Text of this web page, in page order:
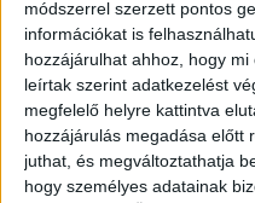
módszerrel szerzett pontos
információkat is
hozzájárulhat ahhoz, hogy
leírtak szerint adatkezelést
megfelelő helyre kattintva
hozzájárulás megadása előtt
juthat, és megváltoztathatja
hogy személyes adatainak
ZÖLDINFÓ 11 óra telt
Rekordhőség:
erdőtüzek
ZÖLDINFÓ 12 óra telt
Újabb
locsolhatják